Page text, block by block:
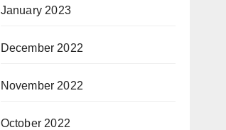
January 2023
December 2022
November 2022
October 2022